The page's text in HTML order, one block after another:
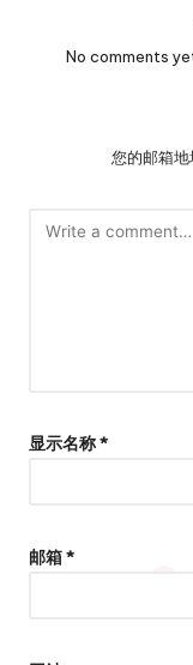
No comments
您的邮箱地
显示名称*
邮箱*